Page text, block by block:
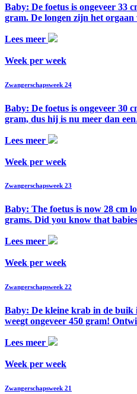
Baby: De foetus is ongeveer 33
gram. De longen zijn het
Lees meer
Week per week
Zwangerschapsweek 24
Baby: De foetus is ongeveer 30
gram, dus hij is nu meer dan
Lees meer
Week per week
Zwangerschapsweek 23
Baby: The foetus is now 28 cm
grams. Did you know that
Lees meer
Week per week
Zwangerschapsweek 22
Baby: De kleine krab in de buik
weegt ongeveer 450 gram!
Lees meer
Week per week
Zwangerschapsweek 21